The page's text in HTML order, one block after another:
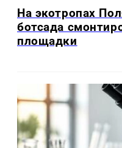
На экотропах
ботсада
площадки